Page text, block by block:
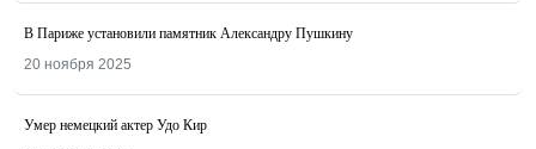
В Париже установили памятник Александру Пушкину
20 ноября 2025
Умер немецкий актер Удо Кир